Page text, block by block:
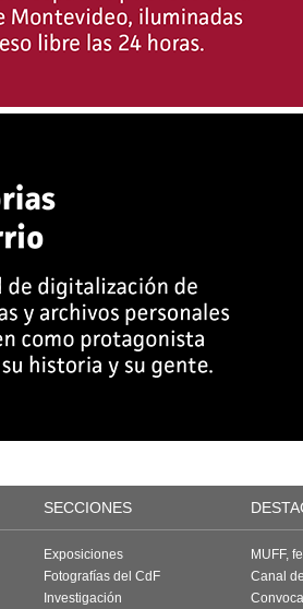
SECCIONES
Exposiciones
Fotografías del CdF
Investigación
MUFF,
Canal